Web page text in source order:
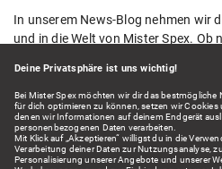
In unserem News-Blog nehmen wir
und in die Welt von Mister Spex. Ob
Fakten aus der Welt der Augenoptik:
aus verschiedenen Blickwinkeln
Einblicke.
Wir freuen uns auf dein Feedback!